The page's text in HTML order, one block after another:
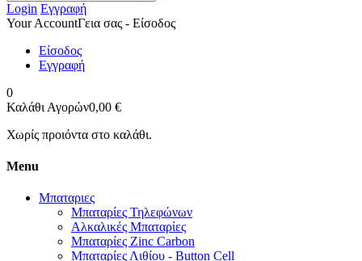
Login Εγγραφή
Your AccountΓεια σας - Είσοδος
Είσοδος
Εγγραφή
0
Καλάθι Αγορών0,00 €
Χωρίς προιόντα στο καλάθι.
Menu
Μπαταριες
Μπαταρίες Τηλεφώνων
Αλκαλικές Μπαταρίες
Μπαταρίες Zinc Carbon
Μπαταρίες Λιθίου - Button Cell